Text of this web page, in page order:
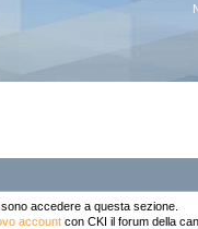
accedere a questa sezione.
accountcon CKI il forum della